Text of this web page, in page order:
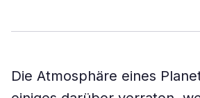
Die Atmosphäre eines